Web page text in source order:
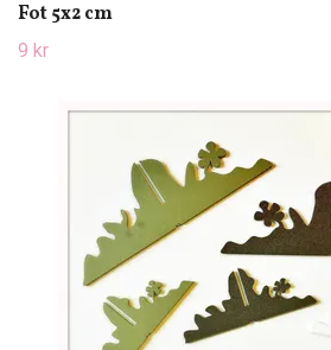
Fot 5x2 cm
9 kr